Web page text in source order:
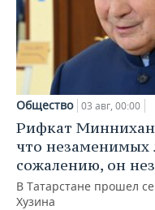
Общество 03 авг, 00:00
Рифкат
что незаменимых
сожалению, он
В Татарстане прошел
Хузина